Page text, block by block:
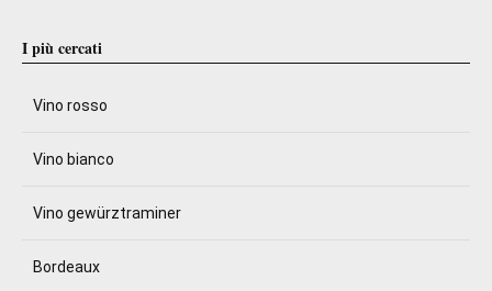
I più cercati
Vino rosso
Vino bianco
Vino gewürztraminer
Bordeaux